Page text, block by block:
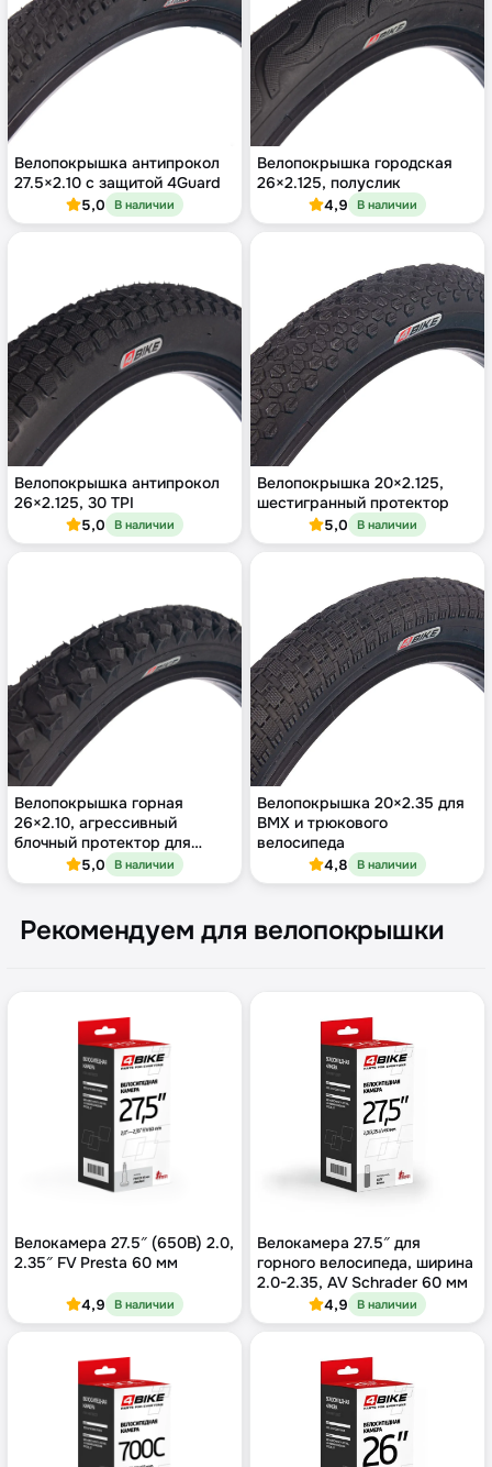
Велопокрышка антипрокол
27.5×2.10 с защитой 4Guard
5,0 В наличии
Велопокрышка городская
26×2.125, полуслик
4,9 В наличии
Велопокрышка антипрокол
26×2.125, 30 TPI
5,0 В наличии
Велопокрышка 20×2.125,
шестигранный протектор
5,0 В наличии
Велопокрышка горная
26×2.10, агрессивный
блочный протектор для
трейла и грязи
5,0 В наличии
Велопокрышка 20×2.35 для
BMX и трюкового
велосипеда
4,8 В наличии
Рекомендуем для велопокрышки
Велокамера 27.5″ (650B) 2.0,
2.35″ FV Presta 60 мм
4,9 В наличии
Велокамера 27.5″ для
горного велосипеда, ширина
2.0-2.35, AV Schrader 60 мм
4,9 В наличии